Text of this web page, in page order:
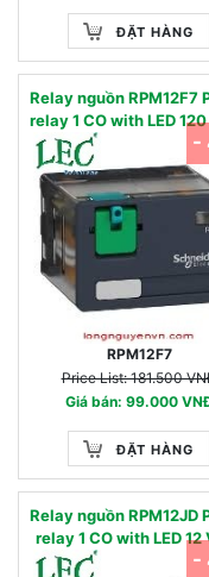
ĐẶT HÀNG
Relay nguồn RPM12F7
relay 1 CO with LED
RPM12F7
Price List: 181.500
Giá bán: 99.000
ĐẶT HÀNG
-
Relay nguồn RPM12JD
relay 1 CO with LED 12
-